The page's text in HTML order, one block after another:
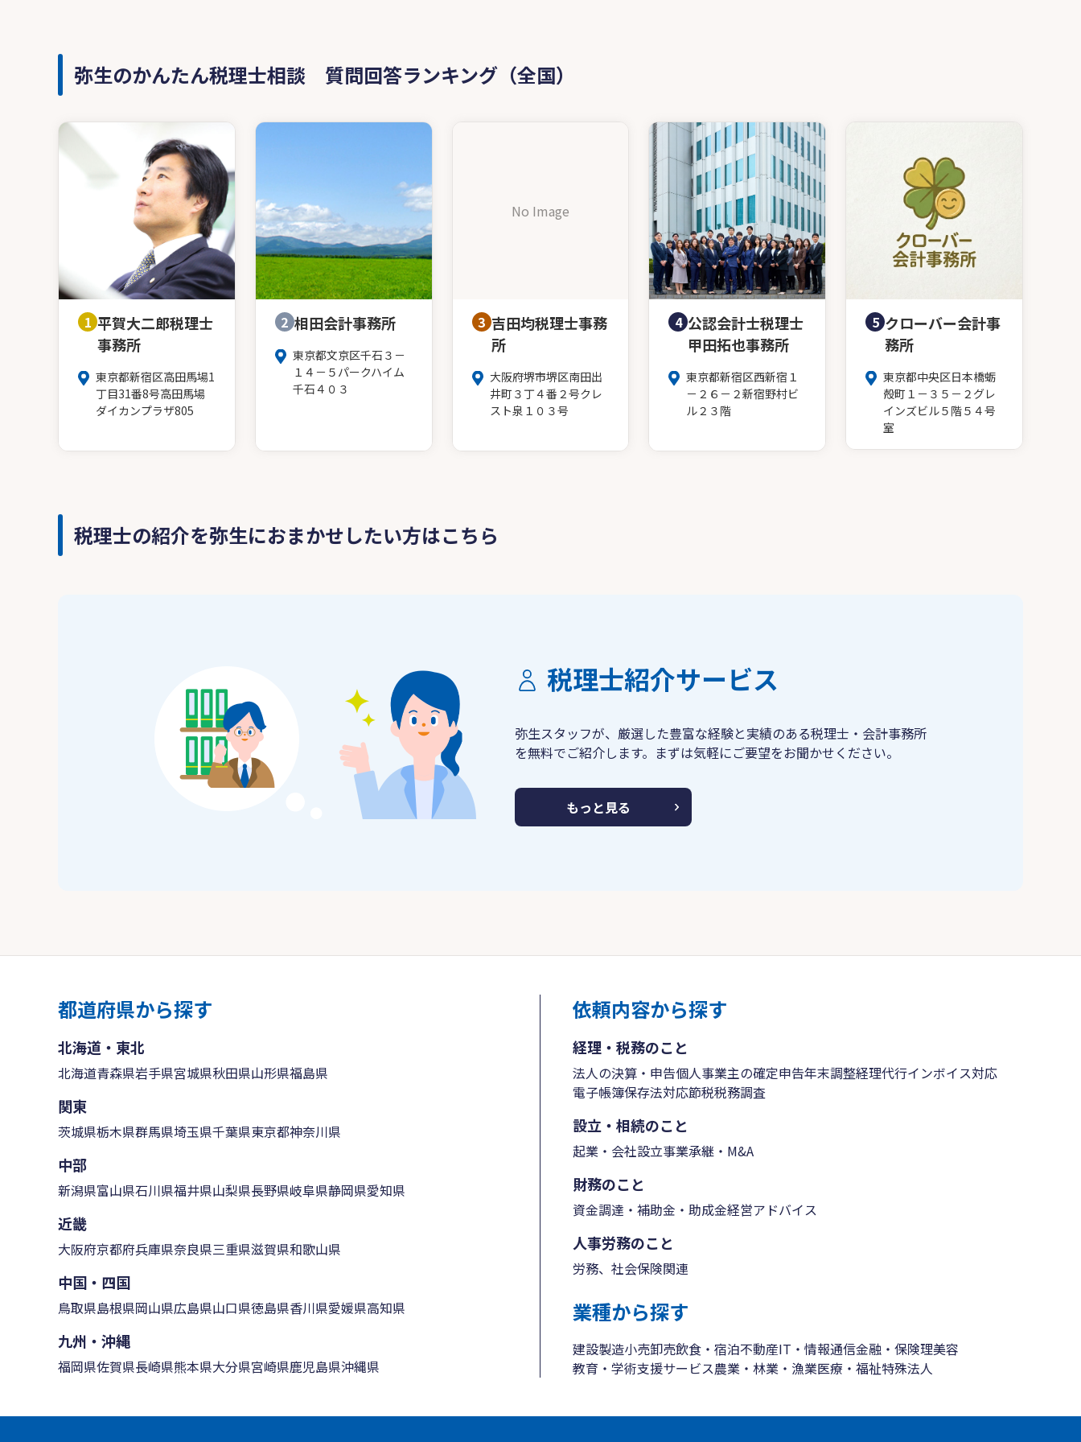
弥生のかんたん税理士相談 質問回答ランキング（全国）
1 平賀大二郎税理士
事務所
東京都新宿区高田馬場1
丁目31番8号高田馬場
ダイカンプラザ805
2 相田会計事務所
東京都文京区千石３－
１４－５パークハイム
千石４０３
No Image
3 吉田均税理士事務
所
大阪府堺市堺区南田出
井町３丁４番２号クレ
スト泉１０３号
4 公認会計士税理士
甲田拓也事務所
東京都新宿区西新宿１
－２６－２新宿野村ビ
ル２３階
5 クローバー会計事
務所
東京都中央区日本橋蛎
殻町１－３５－２グレ
インズビル５階５４号
室
税理士の紹介を弥生におまかせしたい方はこちら
税理士紹介サービス
弥生スタッフが、厳選した豊富な経験と実績のある税理士・会計事務所
を無料でご紹介します。まずは気軽にご要望をお聞かせください。
もっと見る
都道府県から探す
北海道・東北
北海道青森県岩手県宮城県秋田県山形県福島県
関東
茨城県栃木県群馬県埼玉県千葉県東京都神奈川県
中部
新潟県富山県石川県福井県山梨県長野県岐阜県静岡県愛知県
近畿
大阪府京都府兵庫県奈良県三重県滋賀県和歌山県
中国・四国
鳥取県島根県岡山県広島県山口県徳島県香川県愛媛県高知県
九州・沖縄
福岡県佐賀県長崎県熊本県大分県宮崎県鹿児島県沖縄県
依頼内容から探す
経理・税務のこと
法人の決算・申告個人事業主の確定申告年末調整経理代行インボイス対応
電子帳簿保存法対応節税税務調査
設立・相続のこと
起業・会社設立事業承継・M&A
財務のこと
資金調達・補助金・助成金経営アドバイス
人事労務のこと
労務、社会保険関連
業種から探す
建設製造小売卸売飲食・宿泊不動産IT・情報通信金融・保険理美容
教育・学術支援サービス農業・林業・漁業医療・福祉特殊法人